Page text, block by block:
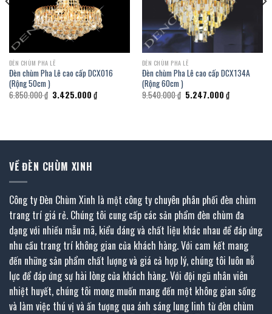
ĐÈN CHÙM PHA LÊ
Đèn chùm Pha Lê cao cấp DCX016
(Rộng 50cm )
6.850.000₫ Giá
gốc
3.425.000 ₫Giá
hiện
ĐÈN CHÙM PHA LÊ
Đèn chùm Pha Lê cao cấp DCX134A
(Rộng 60cm )
9.540.000₫ Giá
gốc
5.247.000 ₫Giá
hiện
VỀ ĐÈN CHÙM XINH
Công ty Đèn Chùm Xinh là một công ty chuyên phân phối đèn chùm
trang trí giá rẻ. Chúng tôi cung cấp các sản phẩm đèn chùm đa
dạng với nhiều mẫu mã, kiểu dáng và chất liệu khác nhau để đáp ứng
nhu cầu trang trí không gian của khách hàng. Với cam kết mang
đến những sản phẩm chất lượng và giá cả hợp lý, chúng tôi luôn nỗ
lực để đáp ứng sự hài lòng của khách hàng. Với đội ngũ nhân viên
nhiệt huyết, chúng tôi mong muốn mang đến một không gian sống
và làm việc thú vị và ấn tượng qua ánh sáng lung linh từ đèn chùm